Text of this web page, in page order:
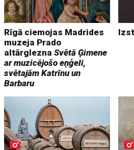
Rīgā ciemojas Madrides
muzeja Prado
altārgleznaSvētā Ģimene
ar muzicējošo eņģeli,
svētajām Katrīnu un
Barbaru